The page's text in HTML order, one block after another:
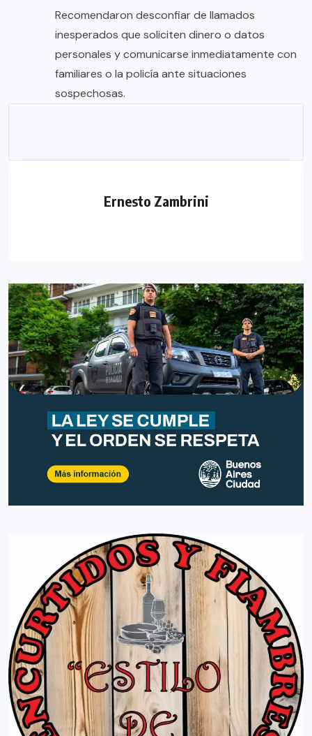
Recomendaron desconfiar de llamados
inesperados que soliciten dinero o datos
personales y comunicarse inmediatamente con
familiares o la policía ante situaciones
sospechosas.
Ernesto Zambrini